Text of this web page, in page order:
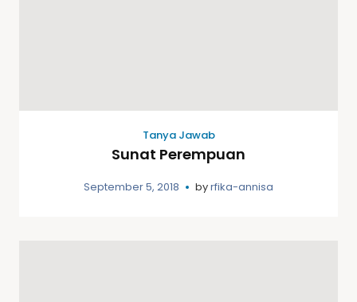
Tanya Jawab
Sunat Perempuan
September 5, 2018 byrfika-annisa